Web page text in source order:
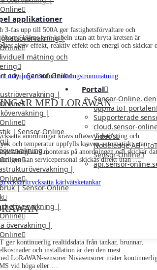
applikationer
|
mätning och
city | Sensor-Online
|
|
| Sensor-Online
|
|
| Sensor-Online
|
övervakning |
Portal
Sensor-Online, den
öppna IoT portalen
Supporterade
cloud.sensor-
Video’s
Nodeledge AB |
Sensor-Online
api.sensor-
fas upp till 500A ger fastighetsförvaltare och
kläms runt kabeln utan att bryta kretsen är
aktiv effekt, reaktiv effekt och energi och skickar
mätningströmförbrukningströmmätning
MED LORAWAN
anordningar krävs ofta av lagstiftning och
och temperatur uppfylls kraven automatiskt utan
monteras på anordningen och skickar
kan servicepersonal skickas direkt utan …
tryckkärltrycksatta kärlvätsketankar
kontinuerlig realtidsdata från tankar, brunnar,
och installation är den den mest
LoRaWAN-sensorer Nivåsensorer mäter
vid höga eller …